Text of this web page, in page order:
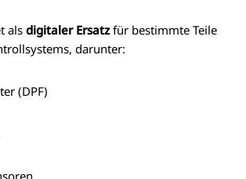
als digitaler Ersatzfür bestimmte Teile
darunter:
(DPF)